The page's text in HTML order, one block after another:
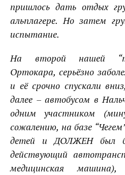
пришлось дать отдых
альплагере. Но затем
испытание.
На второй нашей
Ортокара, серьёзно
и её срочно спускали
далее – автобусом в
одним участником
сожалению, на базе
детей и ДОЛЖЕН был
действующий
медицинская